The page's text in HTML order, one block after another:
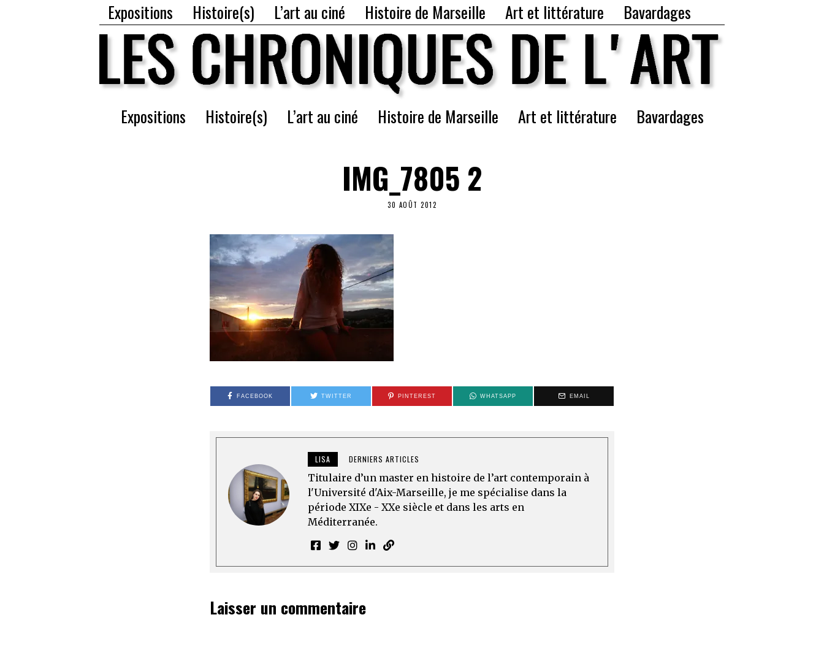
Expositions Histoire(s) L’art au ciné Histoire de Marseille Art et littérature Bavardages
Expositions Histoire(s) L’art au ciné Histoire de Marseille Art et littérature Bavardages
IMG_7805 2
30 AOÛT 2012
FACEBOOK TWITTER PINTEREST WHATSAPP EMAIL
LISA DERNIERS ARTICLES
Titulaire d’un master en histoire de l’art contemporain à
l'Université d'Aix-Marseille, je me spécialise dans la
période XIXe - XXe siècle et dans les arts en
Méditerranée.
Laisser un commentaire